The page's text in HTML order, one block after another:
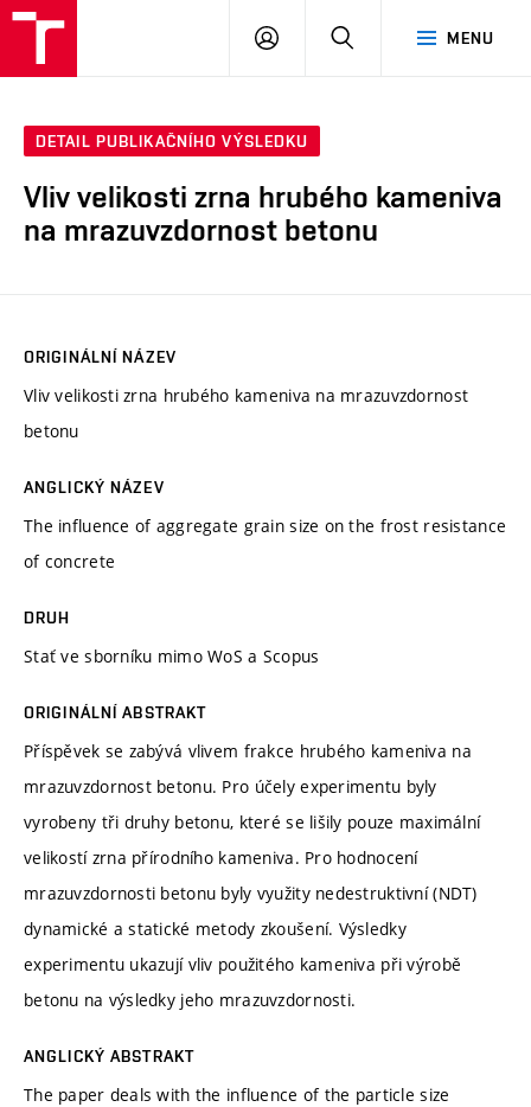
MENU
PŘIHLÁSIT
DETAIL PUBLIKAČNÍHO VÝSLEDKU
Vliv velikosti zrna hrubého kameniva
na mrazuvzdornost betonu
ORIGINÁLNÍ NÁZEV
Vliv velikosti zrna hrubého kameniva na mrazuvzdornost
betonu
ANGLICKÝ NÁZEV
The influence of aggregate grain size on the frost resistance
of concrete
DRUH
Stať ve sborníku mimo WoS a Scopus
ORIGINÁLNÍ ABSTRAKT
Příspěvek se zabývá vlivem frakce hrubého kameniva na
mrazuvzdornost betonu. Pro účely experimentu byly
vyrobeny tři druhy betonu, které se lišily pouze maximální
velikostí zrna přírodního kameniva. Pro hodnocení
mrazuvzdornosti betonu byly využity nedestruktivní (NDT)
dynamické a statické metody zkoušení. Výsledky
experimentu ukazují vliv použitého kameniva při výrobě
betonu na výsledky jeho mrazuvzdornosti.
ANGLICKÝ ABSTRAKT
The paper deals with the influence of the particle size